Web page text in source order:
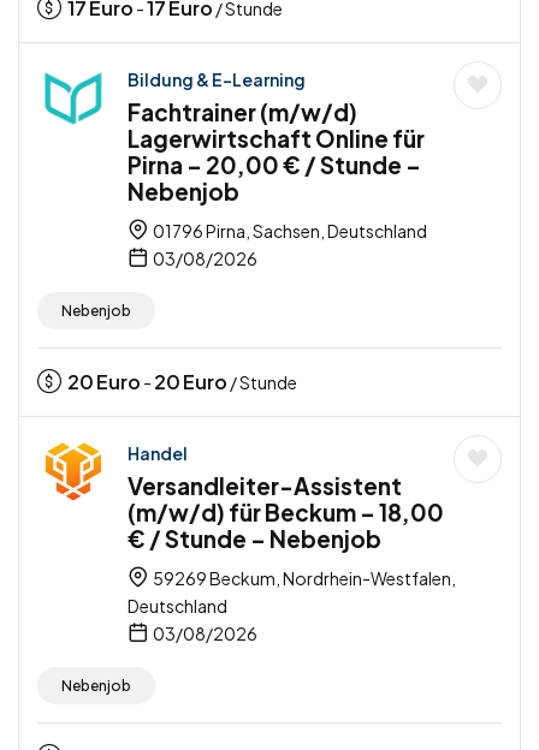
17Euro -17Euro / Stunde
Bildung & E-Learning
Fachtrainer (m/w/d)
Lagerwirtschaft Online für
Pirna – 20,00 € / Stunde –
Nebenjob
01796 Pirna, Sachsen, Deutschland
03/08/2026
Nebenjob
20Euro - 20Euro / Stunde
Handel
Versandleiter-Assistent
(m/w/d) für Beckum – 18,00
€ / Stunde – Nebenjob
59269 Beckum, Nordrhein-Westfalen,
Deutschland
03/08/2026
Nebenjob